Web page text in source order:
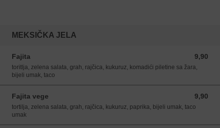
MEKSIČKA JELA
Fajita 9,90
9,90 EUR
toritlja, zelena salata, grah, rajčica, kukuruz, komadići piletine sa žara,
bijeli umak, taco
Fajita vege 9,90
9,90 EUR
tortilja, zelena salata, grah, rajčica, kukuruz, paprika, bijeli umak, taco
umak